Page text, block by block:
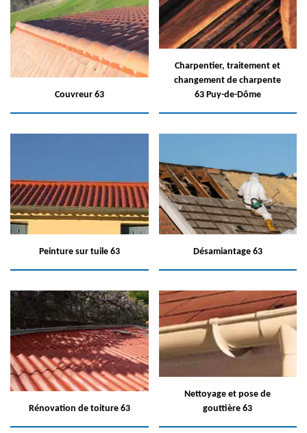
Couvreur 63
Charpentier, traitement et
changement de charpente
63 Puy-de-Dôme
Peinture sur tuile 63 Désamiantage 63
Rénovation de toiture 63
Nettoyage et pose de
gouttière 63